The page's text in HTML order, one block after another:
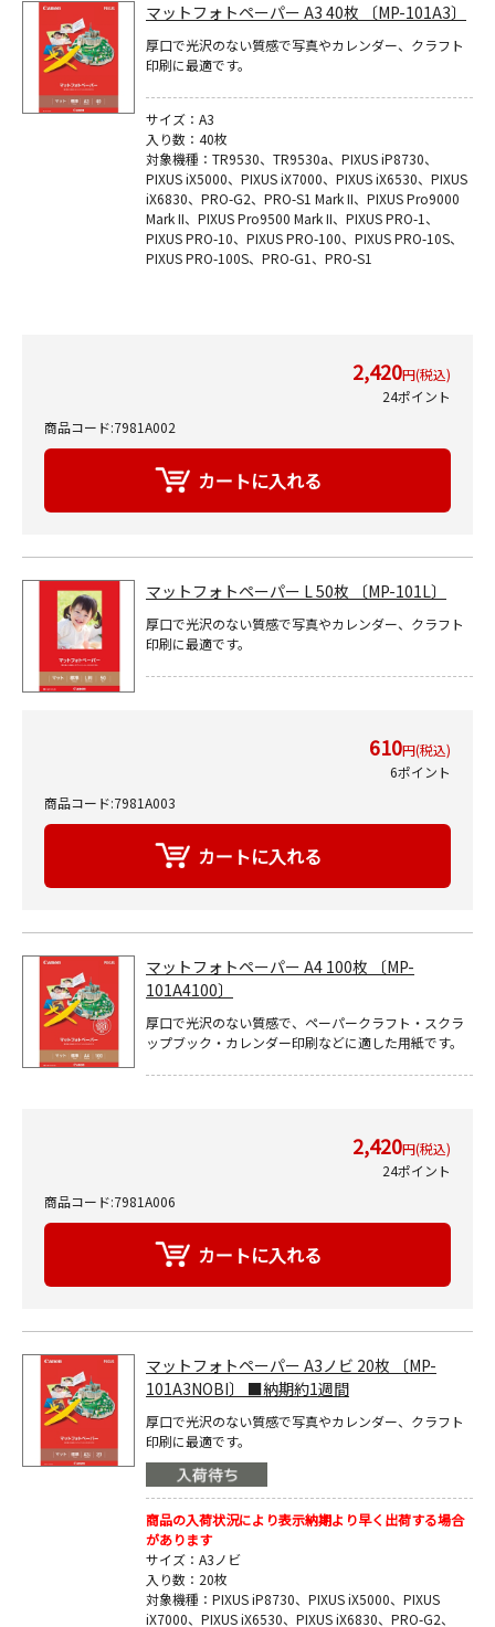
マットフォトペーパー A3 40枚 〔MP-101A3〕
厚口で光沢のない質感で写真やカレンダー、クラフト
印刷に最適です。
サイズ：A3
入り数：40枚
対象機種：TR9530、TR9530a、PIXUS iP8730、
PIXUS iX5000、PIXUS iX7000、PIXUS iX6530、PIXUS
iX6830、PRO-G2、PRO-S1 Mark II、PIXUS Pro9000
Mark II、PIXUS Pro9500 Mark II、PIXUS PRO-1、
PIXUS PRO-10、PIXUS PRO-100、PIXUS PRO-10S、
PIXUS PRO-100S、PRO-G1、PRO-S1
2,420円(税込)
24ポイント
商品コード:7981A002
マットフォトペーパー L 50枚 〔MP-101L〕
厚口で光沢のない質感で写真やカレンダー、クラフト
印刷に最適です。
610円(税込)
6ポイント
商品コード:7981A003
マットフォトペーパー A4 100枚 〔MP-
101A4100〕
厚口で光沢のない質感で、ペーパークラフト・スクラ
ップブック・カレンダー印刷などに適した用紙です。
2,420円(税込)
24ポイント
商品コード:7981A006
マットフォトペーパー A3ノビ 20枚 〔MP-
101A3NOBI〕 ■納期約1週間
厚口で光沢のない質感で写真やカレンダー、クラフト
印刷に最適です。
商品の入荷状況により表示納期より早く出荷する場合
があります
サイズ：A3ノビ
入り数：20枚
対象機種：PIXUS iP8730、PIXUS iX5000、PIXUS
iX7000、PIXUS iX6530、PIXUS iX6830、PRO-G2、